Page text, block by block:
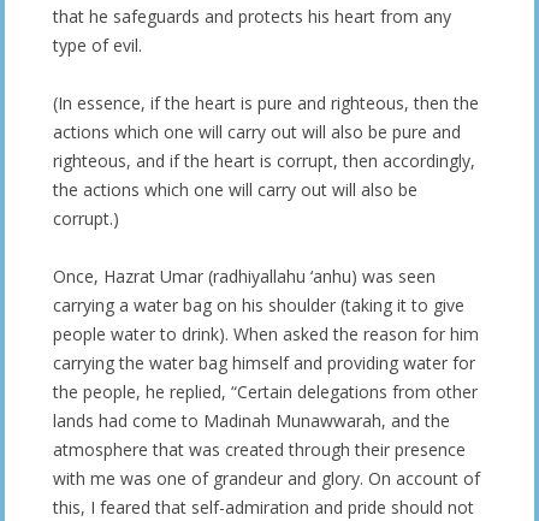
that he safeguards and protects his heart from any
type of evil.
(In essence, if the heart is pure and righteous, then the
actions which one will carry out will also be pure and
righteous, and if the heart is corrupt, then accordingly,
the actions which one will carry out will also be
corrupt.)
Once, Hazrat Umar (radhiyallahu ‘anhu) was seen
carrying a water bag on his shoulder (taking it to give
people water to drink). When asked the reason for him
carrying the water bag himself and providing water for
the people, he replied, “Certain delegations from other
lands had come to Madinah Munawwarah, and the
atmosphere that was created through their presence
with me was one of grandeur and glory. On account of
this, I feared that self-admiration and pride should not